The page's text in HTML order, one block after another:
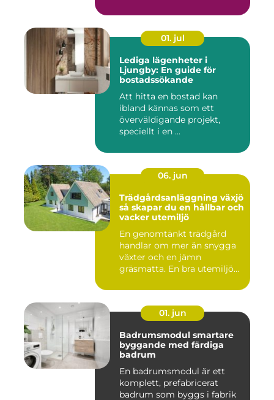
01. jul
Lediga lägenheter i
Ljungby: En guide för
bostadssökande
Att hitta en bostad kan
ibland kännas som ett
överväldigande projekt,
speciellt i en ...
06. jun
Trädgårdsanläggning växjö
så skapar du en hållbar och
vacker utemiljö
En genomtänkt trädgård
handlar om mer än snygga
växter och en jämn
gräsmatta. En bra utemiljö
01. jun
Badrumsmodul smartare
byggande med färdiga
badrum
En badrumsmodul är ett
komplett, prefabricerat
badrum som byggs i fabrik